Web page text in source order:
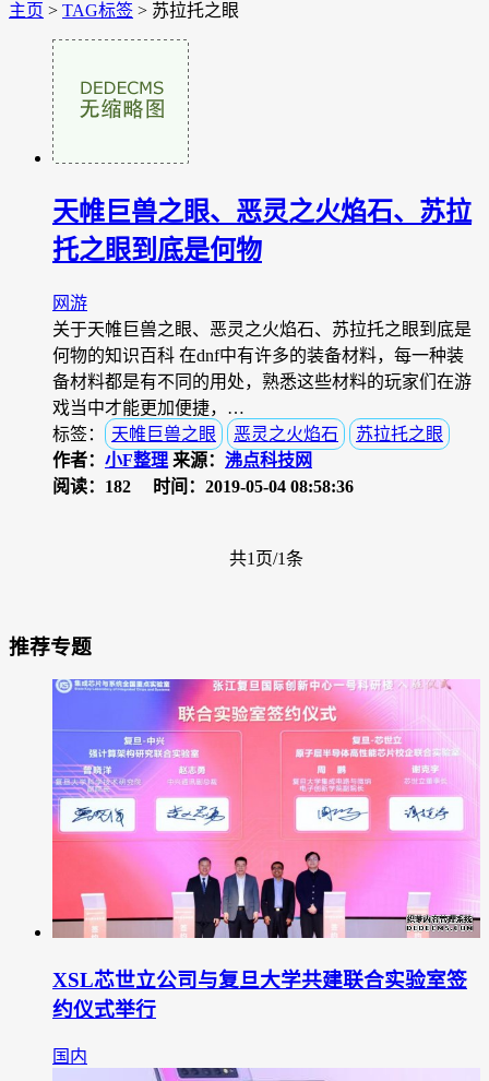
主页 > TAG标签 > 苏拉托之眼
天帷巨兽之眼、恶灵之火焰石、苏拉
托之眼到底是何物
网游
关于天帷巨兽之眼、恶灵之火焰石、苏拉托之眼到底是
何物的知识百科 在dnf中有许多的装备材料，每一种装
备材料都是有不同的用处，熟悉这些材料的玩家们在游
戏当中才能更加便捷，…
标签：
天帷巨兽之眼 恶灵之火焰石
苏拉托之眼
作者： 小F整理 来源： 沸点科技网
阅读：182
时间：2019-05-04 08:58:36
共1页/1条
推荐专题
XSL芯世立公司与复旦大学共建联合实验室签
约仪式举行
国内